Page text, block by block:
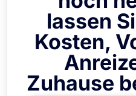
lassen
Kosten,
Zuhause